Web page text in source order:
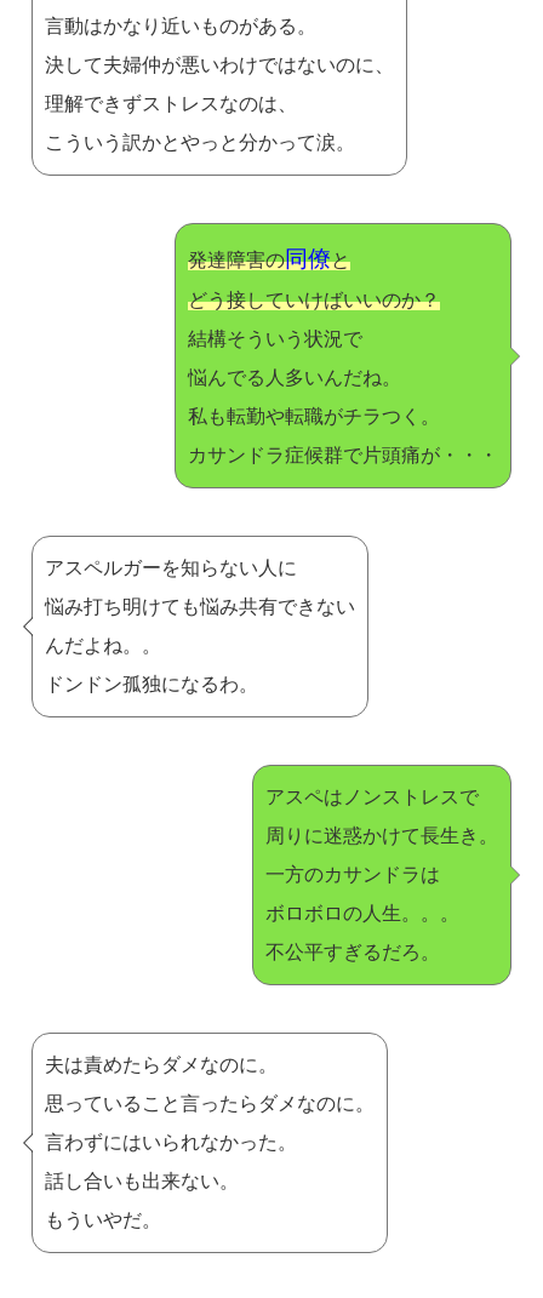
言動はかなり近いものがある。
決して夫婦仲が悪いわけではないのに、
理解できずストレスなのは、
こういう訳かとやっと分かって涙。
発達障害の同僚と
どう接していけばいいのか？
結構そういう状況で
悩んでる人多いんだね。
私も転勤や転職がチラつく。
カサンドラ症候群で片頭痛が・・・
アスペルガーを知らない人に
悩み打ち明けても悩み共有できない
んだよね。。
ドンドン孤独になるわ。
アスペはノンストレスで
周りに迷惑かけて長生き。
一方のカサンドラは
ボロボロの人生。。。
不公平すぎるだろ。
夫は責めたらダメなのに。
思っていること言ったらダメなのに。
言わずにはいられなかった。
話し合いも出来ない。
もういやだ。